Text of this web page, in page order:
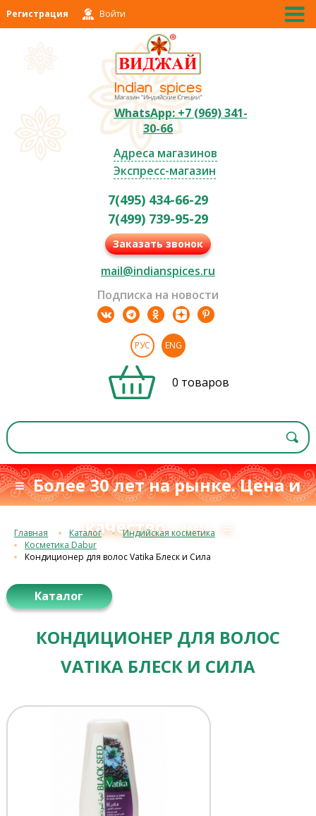
Регистрация Войти
WhatsApp: +7 (969) 341-
30-66
Адреса магазинов
Экспресс-магазин
7(495) 434-66-29
7(499) 739-95-29
Заказать звонок
mail@indianspices.ru
Подписка на новости
РУС ENG
0 товаров
≡ Более 30 лет на рынке. Цена и
качествос 1993 г.≡
Главная Каталог
Индийская косметика
Косметика Dabur
Кондиционер для волос Vatika Блеск и Сила
Каталог
КОНДИЦИОНЕР ДЛЯ ВОЛОС
VATIKA БЛЕСК И СИЛА